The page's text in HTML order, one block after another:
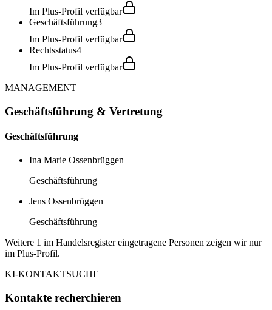
Im Plus-Profil verfügbar
Geschäftsführung3
Im Plus-Profil verfügbar
Rechtsstatus4
Im Plus-Profil verfügbar
MANAGEMENT
Geschäftsführung & Vertretung
Geschäftsführung
Ina Marie Ossenbrüggen
Geschäftsführung
Jens Ossenbrüggen
Geschäftsführung
Weitere 1 im Handelsregister eingetragene Personen zeigen wir nur
im Plus-Profil.
KI-KONTAKTSUCHE
Kontakte recherchieren